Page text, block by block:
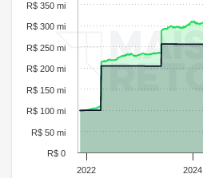
2022 2024
R$ 0
R$ 50 mi
R$ 100 mi
R$ 150 mi
R$ 200 mi
R$ 250 mi
R$ 300 mi
R$ 350 mi